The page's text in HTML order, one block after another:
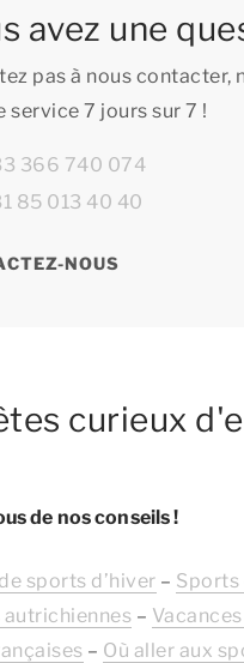
avez une
pas à nous contacter,
service 7 jours sur 7 !
366 740 074
85 013 40 40
NOUS
curieux
de nos conseils !
sports d’hiver – Sports
–
– Où aller aux